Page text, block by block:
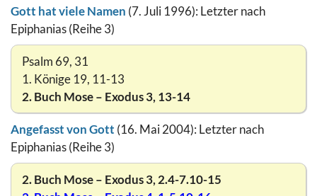
Gott hat viele Namen (7. Juli 1996): Letzter nach
Epiphanias (Reihe 3)
Psalm 69, 31
1. Könige 19, 11-13
2. Buch Mose – Exodus 3, 13-14
Angefasst von Gott (16. Mai 2004): Letzter nach
Epiphanias (Reihe 3)
2. Buch Mose – Exodus 3, 2.4-7.10-15